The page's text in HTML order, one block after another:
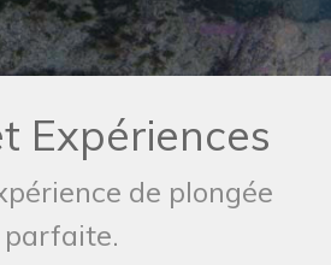
Expériences
de plongée
parfaite.